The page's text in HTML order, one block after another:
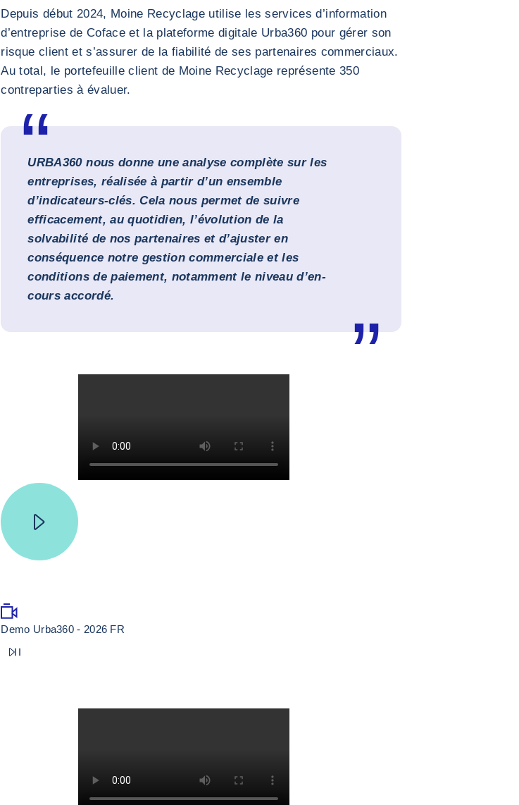
Depuis début 2024, Moine Recyclage utilise les services d’information
d’entreprise de Coface et la plateforme digitale Urba360 pour gérer son
risque client et s’assurer de la fiabilité de ses partenaires commerciaux.
Au total, le portefeuille client de Moine Recyclage représente 350
contreparties à évaluer.
URBA360 nous donne une analyse complète sur les
entreprises, réalisée à partir d’un ensemble
d’indicateurs-clés. Cela nous permet de suivre
efficacement, au quotidien, l’évolution de la
solvabilité de nos partenaires et d’ajuster en
conséquence notre gestion commerciale et les
conditions de paiement, notamment le niveau d’en-
cours accordé.
Demo Urba360 - 2026 FR